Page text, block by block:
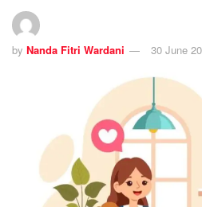
by Nanda Fitri Wardani 30 June